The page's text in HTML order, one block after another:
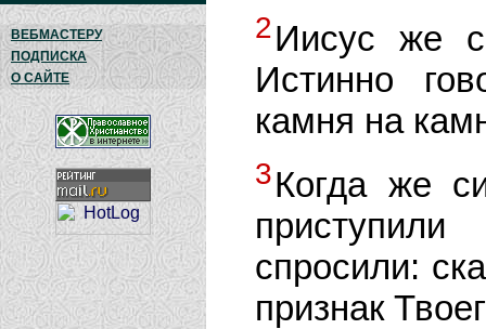
ВЕБМАСТЕРУ
ПОДПИСКА
О САЙТЕ
2Иисус же
Истинно
камня на
3Когда же
спросили:
признак